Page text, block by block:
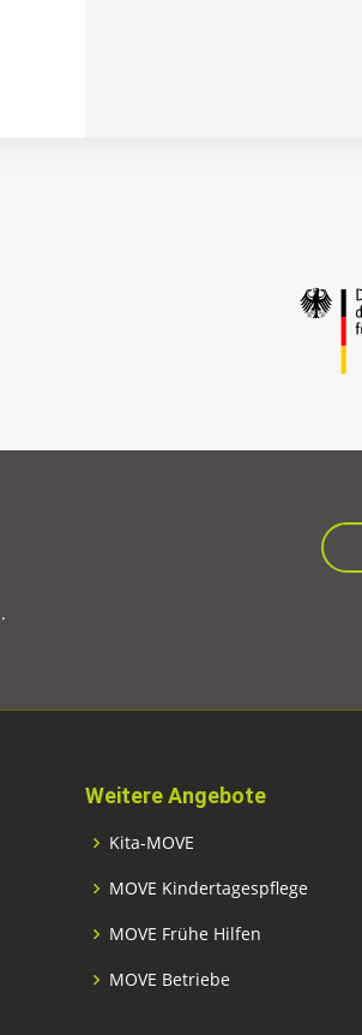
Weitere Angebote
Kita-MOVE
MOVE Kindertagespflege
MOVE Frühe Hilfen
MOVE Betriebe